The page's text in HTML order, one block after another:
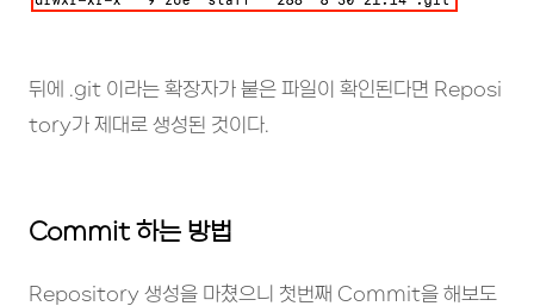
뒤에 .git 이라는 확장자가 붙은 파일이 확인된다면 Reposi
tory가 제대로 생성된 것이다.
Commit 하는 방법
Repository 생성을 마쳤으니 첫번째 Commit을 해보도